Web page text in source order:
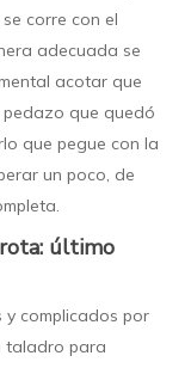
corre con el
adecuada se
acotar que
que quedó
que pegue con la
un poco, de
último
y complicados por
taladro para